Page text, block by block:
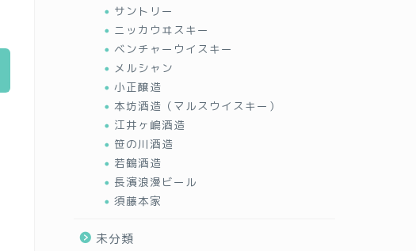
サントリー
ニッカウヰスキー
ベンチャーウイスキー
メルシャン
小正醸造
本坊酒造（マルスウイスキー）
江井ヶ嶋酒造
笹の川酒造
若鶴酒造
長濱浪漫ビール
須藤本家
未分類